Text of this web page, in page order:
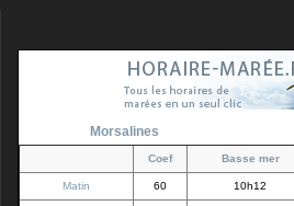
Morsalines
Coef Basse mer
Matin 60 10h12